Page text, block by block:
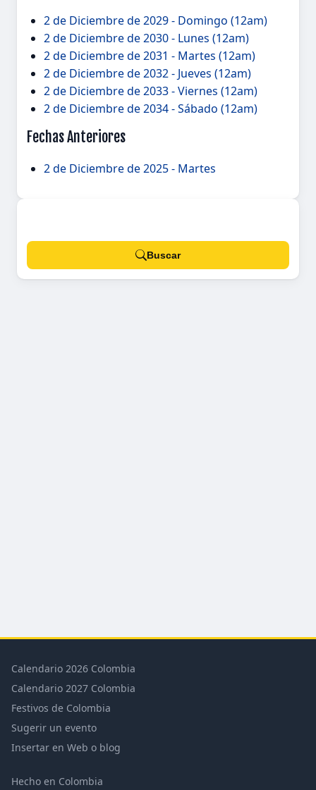
2 de Diciembre de 2029 - Domingo (12am)
2 de Diciembre de 2030 - Lunes (12am)
2 de Diciembre de 2031 - Martes (12am)
2 de Diciembre de 2032 - Jueves (12am)
2 de Diciembre de 2033 - Viernes (12am)
2 de Diciembre de 2034 - Sábado (12am)
Fechas Anteriores
2 de Diciembre de 2025 - Martes
Buscar
Calendario 2026 Colombia
Calendario 2027 Colombia
Festivos de Colombia
Sugerir un evento
Insertar en Web o blog
Hecho en Colombia